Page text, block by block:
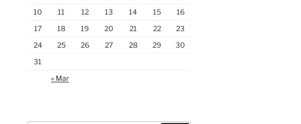
10
11 12 13 14 15
16
17
18 19 20 21 22
23
24
25 26 27 28 29
30
31
« Mar